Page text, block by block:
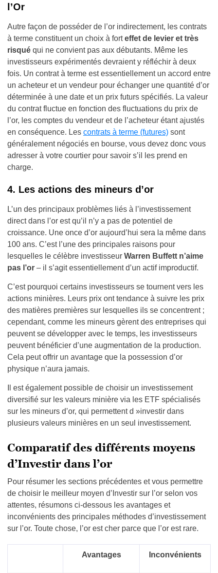
l’Or
Autre façon de posséder de l’or indirectement, les contrats
à terme constituent un choix à forteffet de levier et très
risqué qui ne convient pas aux débutants. Même les
investisseurs expérimentés devraient y réfléchir à deux
fois. Un contrat à terme est essentiellement un accord entre
un acheteur et un vendeur pour échanger une quantité d’or
déterminée à une date et un prix futurs spécifiés. La valeur
du contrat fluctue en fonction des fluctuations du prix de
l’or, les comptes du vendeur et de l’acheteur étant ajustés
en conséquence. Les contrats à terme (futures) sont
généralement négociés en bourse, vous devez donc vous
adresser à votre courtier pour savoir s’il les prend en
charge.
4. Les actions des mineurs d’or
L’un des principaux problèmes liés à l’investissement
direct dans l’or est qu’il n’y a pas de potentiel de
croissance. Une once d’or aujourd’hui sera la même dans
100 ans. C’est l’une des principales raisons pour
lesquelles le célèbre investisseur Warren Buffett n’aime
pas l’or – il s’agit essentiellement d’un actif improductif.
C’est pourquoi certains investisseurs se tournent vers les
actions minières. Leurs prix ont tendance à suivre les prix
des matières premières sur lesquelles ils se concentrent ;
cependant, comme les mineurs gèrent des entreprises qui
peuvent se développer avec le temps, les investisseurs
peuvent bénéficier d’une augmentation de la production.
Cela peut offrir un avantage que la possession d’or
physique n’aura jamais.
Il est également possible de choisir un investissement
diversifié sur les valeurs minière via les ETF spécialisés
sur les mineurs d’or, qui permettent d »investir dans
plusieurs valeurs minières en un seul investissement.
Comparatif des différents moyens
d’Investir dans l’or
Pour résumer les sections précédentes et vous permettre
de choisir le meilleur moyen d’Investir sur l’or selon vos
attentes, résumons ci-dessous les avantages et
inconvénients des principales méthodes d’investissement
sur l’or. Toute chose, l’or est cher parce que l’or est rare.
Avantages Inconvénients